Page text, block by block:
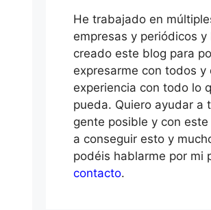
He trabajado en
empresas y periódicos y
creado este blog para
expresarme con todos y
experiencia con todo lo
pueda. Quiero ayudar a
gente posible y con
a conseguir esto y
podéis hablarme por mi
contacto.